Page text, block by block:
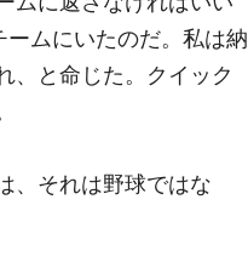
ムにいたのだ。私は納
、と命じた。クイック
、それは野球ではな